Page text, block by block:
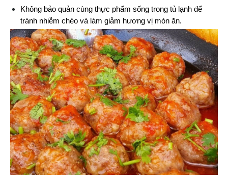
Không bảo quản cùng thực phẩm sống trong tủ lạnh để
tránh nhiễm chéo và làm giảm hương vị món ăn.